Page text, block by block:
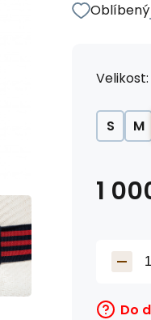
Oblíbený
Velikost:
S M
1
Do